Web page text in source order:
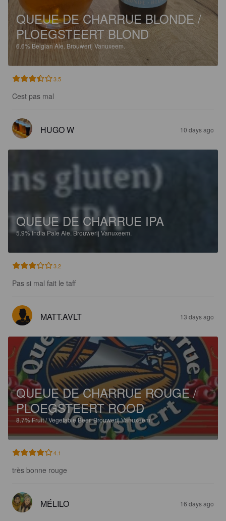
QUEUE DE CHARRUE BLONDE /
PLOEGSTEERT BLOND
6.6% Belgian Ale. Brouwerij Vanuxeem.
3.5
Cest pas mal
HUGO W 10 days ago
QUEUE DE CHARRUE IPA
5.9%India Pale Ale.Brouwerij Vanuxeem.
3.2
Pas si mal fait le taff
MATT.AVLT 13 days ago
QUEUE DE CHARRUE ROUGE /
PLOEGSTEERT ROOD
8.7%Fruit / Vegetable Beer.Brouwerij Vanuxeem.
4.1
très bonne rouge
MÉLILO 16 days ago